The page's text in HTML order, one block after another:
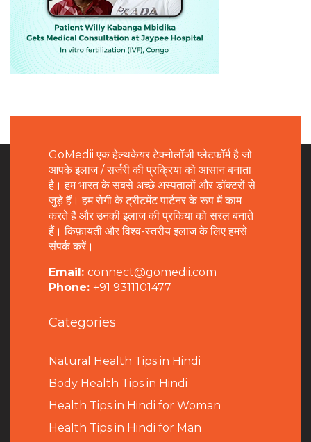
GoMedii एक हेल्थकेयर टेक्नोलॉजी प्लेटफॉर्म है जो
आपके इलाज / सर्जरी की प्रक्रिया को आसान बनाता
है। हम भारत के सबसे अच्छे अस्पतालों और डॉक्टरों से
जुड़े हैं। हम रोगी के ट्रीटमेंट पार्टनर के रूप में काम
करते हैं और उनकी इलाज की प्रकिया को सरल बनाते
हैं। किफ़ायती और विश्व-स्तरीय इलाज के लिए हमसे
संपर्क करें।
Email: connect@gomedii.com
Phone: +91 9311101477
Categories
Natural Health Tips in Hindi
Body Health Tips in Hindi
Health Tips in Hindi for Woman
Health Tips in Hindi for Man